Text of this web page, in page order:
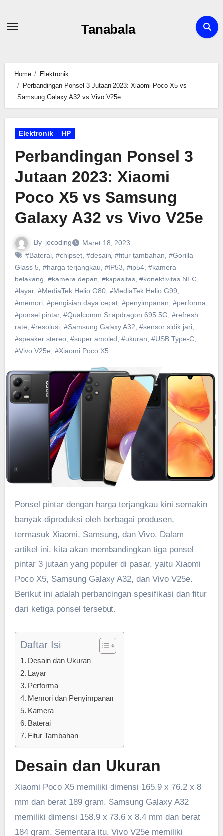
Tanabala
Home
Elektronik
Perbandingan Ponsel 3 Jutaan 2023: Xiaomi Poco X5 vs
Samsung Galaxy A32 vs Vivo V25e
Elektronik HP
Perbandingan Ponsel 3
Jutaan 2023: Xiaomi
Poco X5 vs Samsung
Galaxy A32 vs Vivo V25e
By jocoding
Maret 18, 2023
#Baterai, #chipset, #desain #fitur tambahan #Gorilla
Glass 5 #harga terjangkau #IP53 #ip54, #kamera
belakang #kamera depan #kapasitas, #konektivitas NFC,
#layar, #MediaTek Helio G80, #MediaTek Helio G99
#memori, #pengisian daya cepat, #penyimpanan #performa
#ponsel pintar, #Qualcomm Snapdragon 695 5G #refresh
rate #resolusi, #Samsung Galaxy A32 #sensor sidik jari,
#speaker stereo, #super amoled #ukuran #USB Type-C,
#Vivo V25e #Xiaomi Poco X5
Ponsel pintar dengan harga terjangkau kini semakin
banyak diproduksi oleh berbagai produsen,
termasuk Xiaomi, Samsung, dan Vivo. Dalam
artikel ini, kita akan membandingkan tiga ponsel
pintar 3 jutaan yang populer di pasar, yaitu Xiaomi
Poco X5, Samsung Galaxy A32, dan Vivo V25e.
Berikut ini adalah perbandingan spesifikasi dan fitur
dari ketiga ponsel tersebut.
Daftar Isi
Desain dan Ukuran
Layar
Performa
Memori dan Penyimpanan
Kamera
Baterai
Fitur Tambahan
Desain dan Ukuran
Xiaomi Poco X5 memiliki dimensi 165.9 x 76.2 x 8
mm dan berat 189 gram. Samsung Galaxy A32
memiliki dimensi 158.9 x 73.6 x 8.4 mm dan berat
184 gram. Sementara itu, Vivo V25e memiliki